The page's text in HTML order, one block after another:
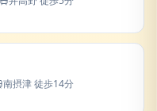
南摂津徒歩14分